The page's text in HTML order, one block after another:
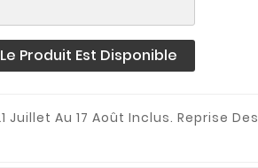
Produit Est Disponible
Juillet Au 17 Août Inclus. Reprise Des